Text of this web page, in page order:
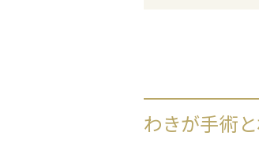
わきが手術